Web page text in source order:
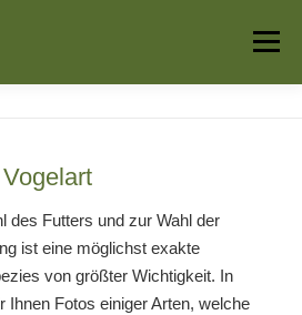
Menü
des Futters und zur Wahl der
ist eine möglichst exakte
von größter Wichtigkeit. In
Ihnen Fotos einiger Arten, welche